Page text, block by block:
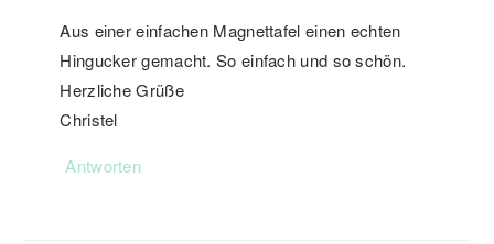
Aus einer einfachen Magnettafel einen echten
Hingucker gemacht. So einfach und so schön.
Herzliche Grüße
Christel
Antworten